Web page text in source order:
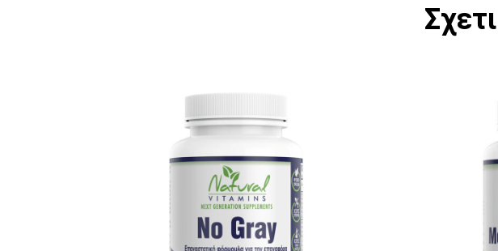
Αυτό το προϊόν έχει πολλαπλές παραλλαγές.